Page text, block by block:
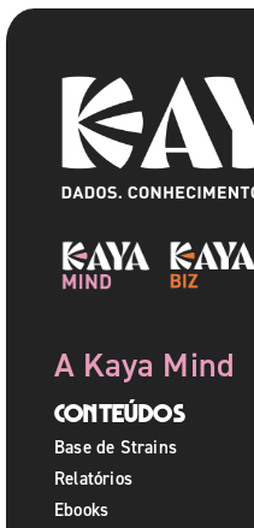
A Kaya Mind
Conteúdos
Base de Strains
Relatórios
Ebooks